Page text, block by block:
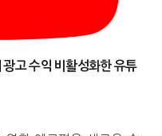
고 수익 비활성화한 유튜